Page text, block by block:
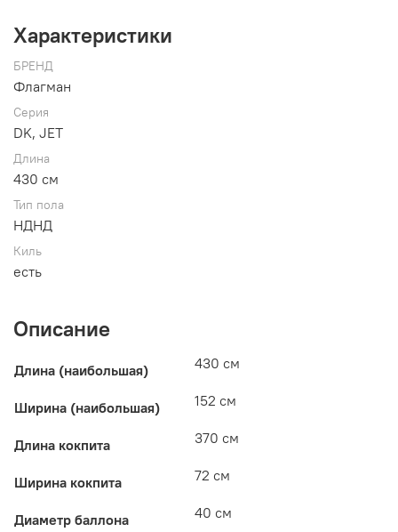
Характеристики
БРЕНД
Флагман
Серия
DK, JET
Длина
430 см
Тип пола
HДНД
Киль
есть
Описание
Длина (наибольшая) 430 см
Ширина (наибольшая) 152 см
Длина кокпита 370 см
Ширина кокпита 72 см
Диаметр баллона 40 см